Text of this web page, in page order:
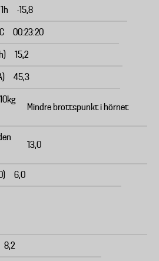
-15,8
00:23:20
15,2
45,3
Mindre brottspunkt i hörnet
13,0
6,0
8,2